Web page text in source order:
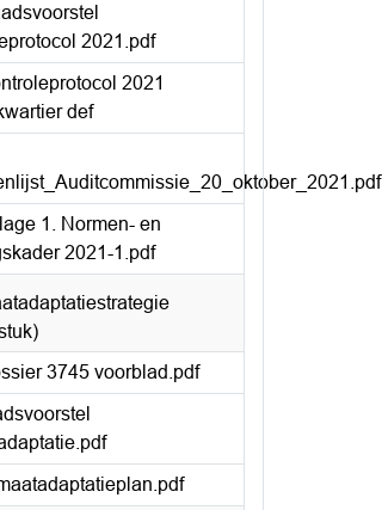
2021.pdf
2021
def
1. Normen- en
2021-1.pdf
3745 voorblad.pdf